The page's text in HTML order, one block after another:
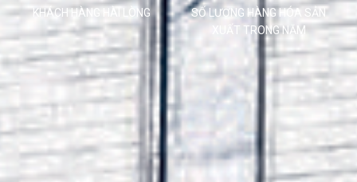
KHÁCH HÀNG HÀI LÒNG
SỐ LƯỢNG HÀNG HÓA SẢN
XUẤT TRONG NĂM